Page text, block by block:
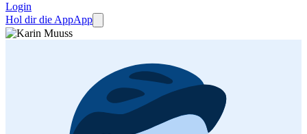
Login
Hol dir die AppApp